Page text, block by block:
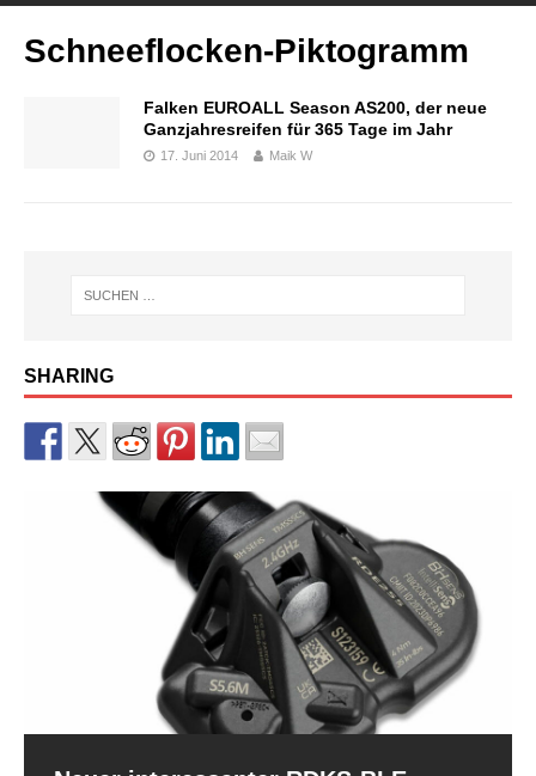
Schneeflocken-Piktogramm
Falken EUROALL Season AS200, der neue
Ganzjahresreifen für 365 Tage im Jahr
17. Juni 2014 Maik W
SHARING